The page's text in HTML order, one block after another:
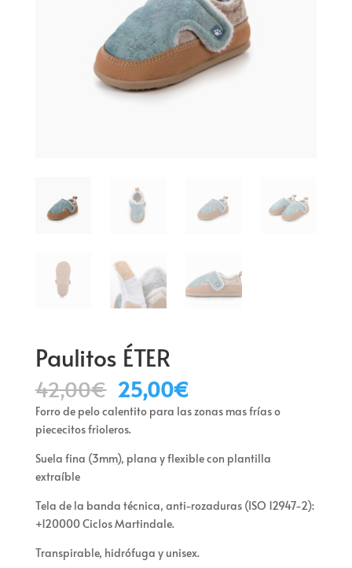
Paulitos ÉTER
42,00€ El
precio
original
era:
42,00€.
25,00€
precio
actual
25,00€.
Forro de pelo calentito para las zonas mas frías o
piececitos frioleros.
Suela fina (3mm), plana y flexible con plantilla
extraíble
Tela de la banda técnica, anti-rozaduras (ISO 12947-2):
+120000 Ciclos Martindale.
Transpirable, hidrófuga y unisex.